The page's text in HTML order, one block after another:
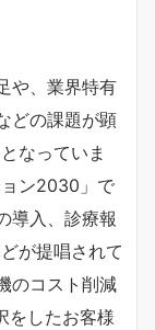
や、業界特有
どの課題が顕
なっていま
ン2030」で
導入、診療報
が提唱されて
のコスト削減
をしたお客様